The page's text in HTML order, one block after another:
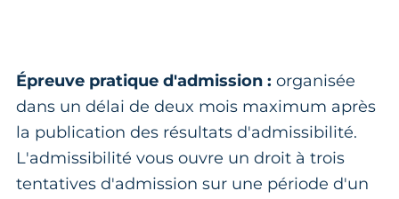
Épreuve pratique d'admission : organisée
dans un délai de deux mois maximum après
la publication des résultats d'admissibilité.
L'admissibilité vous ouvre un droit à trois
tentatives d'admission sur une période d'un